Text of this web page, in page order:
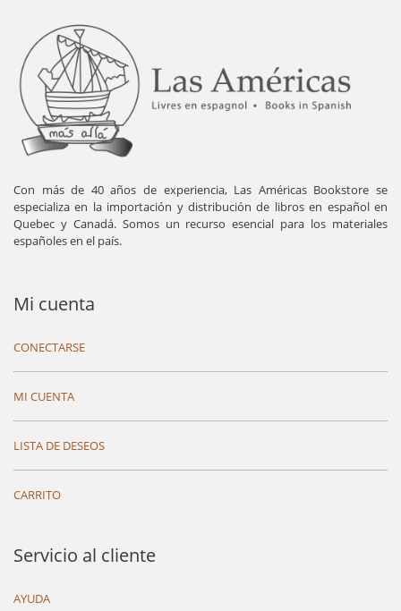
Con más de 40 años de experiencia, Las Américas Bookstore se
especializa en la importación y distribución de libros en español en
Quebec y Canadá. Somos un recurso esencial para los materiales
españoles en el país.
Mi cuenta
CONECTARSE
MI CUENTA
LISTA DE DESEOS
CARRITO
Servicio al cliente
AYUDA